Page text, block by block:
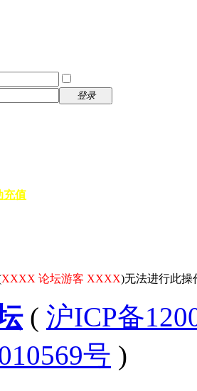
登录
充值
XXXX 论坛游客 XXXX)无法进行此操
( 沪ICP备
号 )